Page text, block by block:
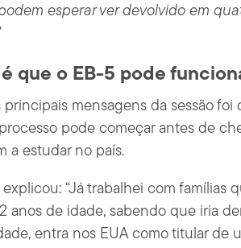
esperar ver devolvido em
que o EB-5 pode
principais mensagens da sessão
pode começar antes de
a estudar no país.
explicou: “Já trabalhei com
anos de idade, sabendo que iria
entra nos EUA como titular de